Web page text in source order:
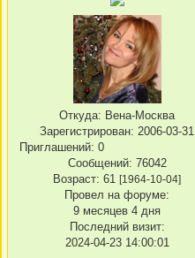
Откуда: Вена-Москва
Зарегистрирован: 2006-03-31
Приглашений: 0
Сообщений: 76042
Возраст: 61 [1964-10-04]
Провел на форуме:
9 месяцев 4 дня
Последний визит:
2024-04-23 14:00:01